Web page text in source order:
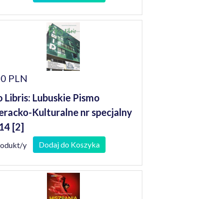
PLN
Libris: Lubuskie Pismo
Kulturalne nr specjalny
[2]
y Dodaj do Koszyka